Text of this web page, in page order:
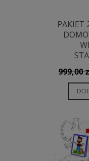
PAKIET
999,00